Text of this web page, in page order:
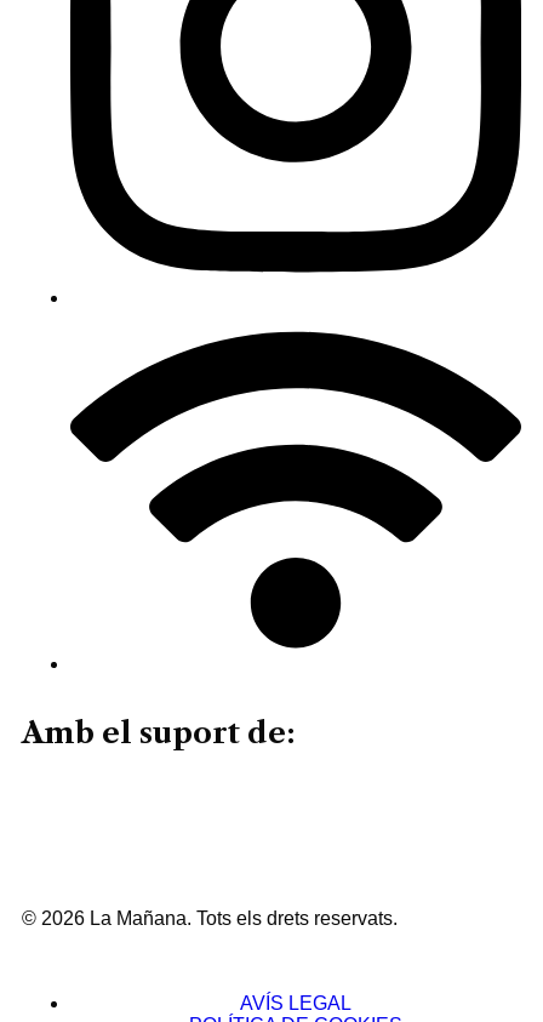
Amb el suport de:
© 2026 La Mañana. Tots els drets reservats.
AVÍS LEGAL